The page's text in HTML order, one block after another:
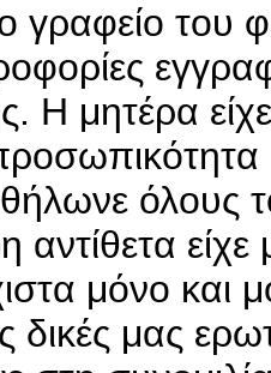
του
Η μητέρα
όλους
αντίθετα
μόνο και
δικές μας